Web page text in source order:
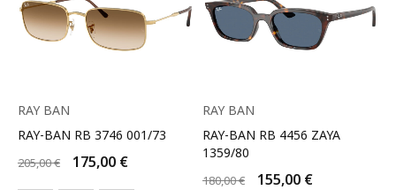
RAY BAN
RAY-BAN RB 3746 001/73
205,00€ 175,00 €
RAY BAN
RAY-BAN RB 4456 ZAYA
1359/80
180,00€ 155,00 €